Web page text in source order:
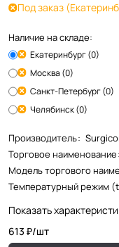
Под заказ
Наличие на складе:
Екатеринбург (0)
Москва (0)
Санкт-Петербург (0)
Челябинск (0)
Производитель:
Торговое наименование:
Модель торгового
Температурный режим
Показать
613 ₽/шт